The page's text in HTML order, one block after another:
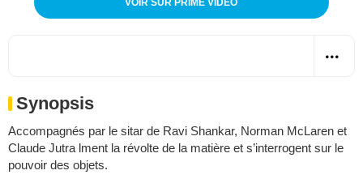
VOIR SUR PRIME VIDEO
Synopsis
Accompagnés par le sitar de Ravi Shankar, Norman McLaren et
Claude Jutra lment la révolte de la matière et s’interrogent sur le
pouvoir des objets.